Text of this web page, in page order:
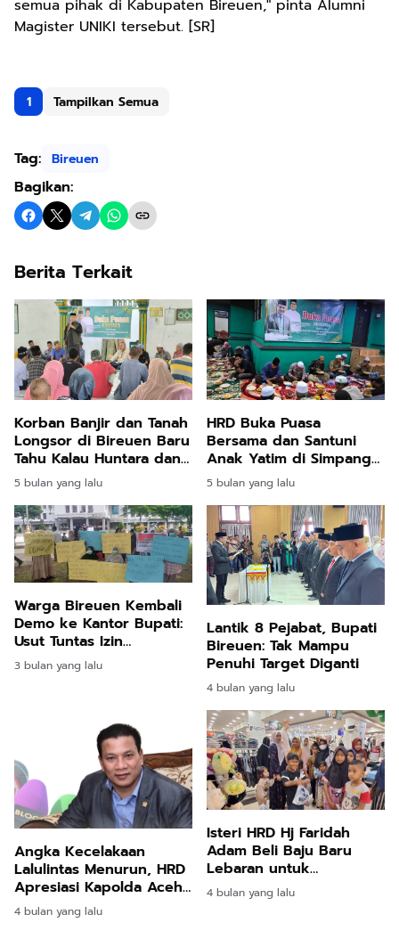
semua pihak di Kabupaten Bireuen," pinta Alumni
Magister UNIKI tersebut. [SR]
1 Tampilkan Semua
Tag: Bireuen
Bagikan:
Berita Terkait
Korban Banjir dan Tanah
Longsor di Bireuen Baru
Tahu Kalau Huntara dan
Huntap Hak Mereka
5 bulan yang lalu
HRD Buka Puasa
Bersama dan Santuni
Anak Yatim di Simpang
Mamplam
5 bulan yang lalu
Warga Bireuen Kembali
Demo ke Kantor Bupati:
Usut Tuntas Izin
Perkebunan Sawit
3 bulan yang lalu
Lantik 8 Pejabat, Bupati
Bireuen: Tak Mampu
Penuhi Target Diganti
4 bulan yang lalu
Angka Kecelakaan
Lalulintas Menurun, HRD
Apresiasi Kapolda Aceh
dan Jajarannya
4 bulan yang lalu
Isteri HRD Hj Faridah
Adam Beli Baju Baru
Lebaran untuk
Pengungsi Banjir di
Bireuen
4 bulan yang lalu